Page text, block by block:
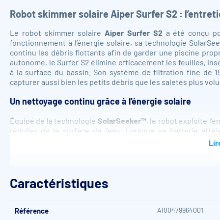
Robot skimmer solaire Aiper Surfer S2 :
Le robot skimmer solaire Aiper Surfer S2a été conçu
fonctionnement à l’énergie solaire, sa technologie
continu les débris flottants afin de garder une piscine
autonome, le Surfer S2 élimine efficacement les feuilles,
à la surface du bassin. Son système de filtration fine de
capturer aussi bien les petits débris que les saletés plus
Un nettoyage continu grâce à l’énergie solaire
Équipé de la technologie SolarSeeker™, le robot exploite
régulier de la surface de l’eau. Lorsque sa batterie
ensoleillée afin de récupérer rapidement de l’énergie
Technologie DebrisGuard™ : les débris restent bien
changements de direction, des manœuvres de recul ou de
Caractéristiques
Référence AI00479964001